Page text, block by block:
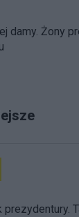
damy. Żony
prezydentury.